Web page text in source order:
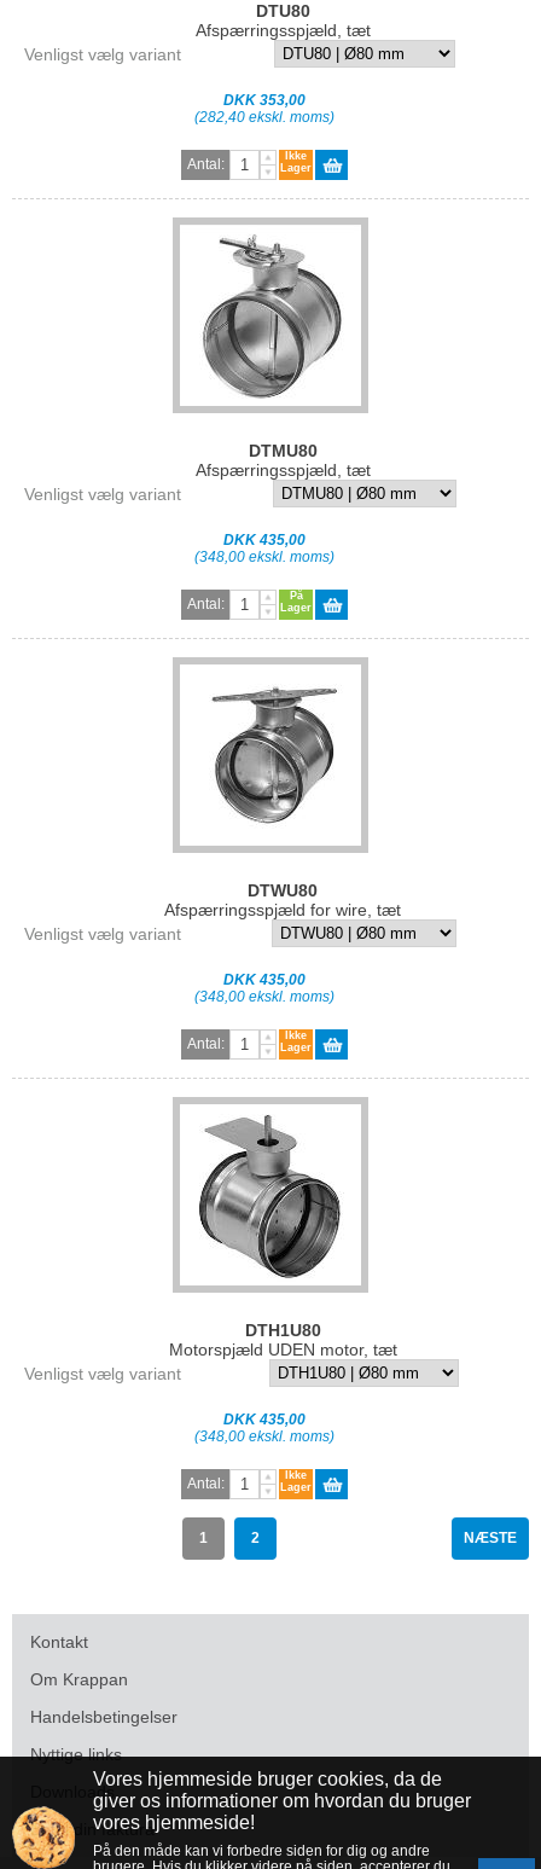
DTU80
Afspærringsspjæld, tæt
Venligst vælg variant
DKK 353,00
(282,40 ekskl. moms)
Antal:
Ikke
Lager
DTMU80
Afspærringsspjæld, tæt
Venligst vælg variant
DKK 435,00
(348,00 ekskl. moms)
Antal:
På
Lager
DTWU80
Afspærringsspjæld for wire, tæt
Venligst vælg variant
DKK 435,00
(348,00 ekskl. moms)
Antal:
Ikke
Lager
DTH1U80
Motorspjæld UDEN motor, tæt
Venligst vælg variant
DKK 435,00
(348,00 ekskl. moms)
Antal:
Ikke
Lager
1 2 NÆSTE
Kontakt
Om Krappan
Handelsbetingelser
Nyttige links
Downloads
Betal din faktura
Vores hjemmeside bruger cookies, da de
giver os informationer om hvordan du bruger
vores hjemmeside!
På den måde kan vi forbedre siden for dig og andre